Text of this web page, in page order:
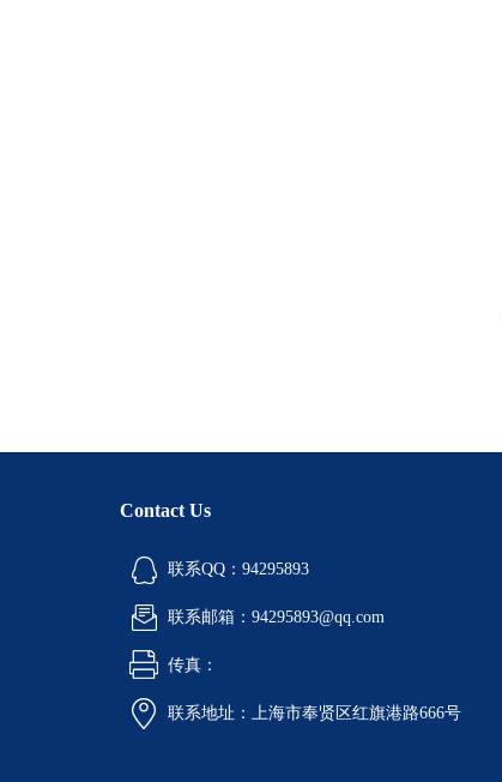
Contact Us
联系QQ：94295893
联系邮箱：94295893@qq.com
传真：
联系地址：上海市奉贤区红旗港路666号